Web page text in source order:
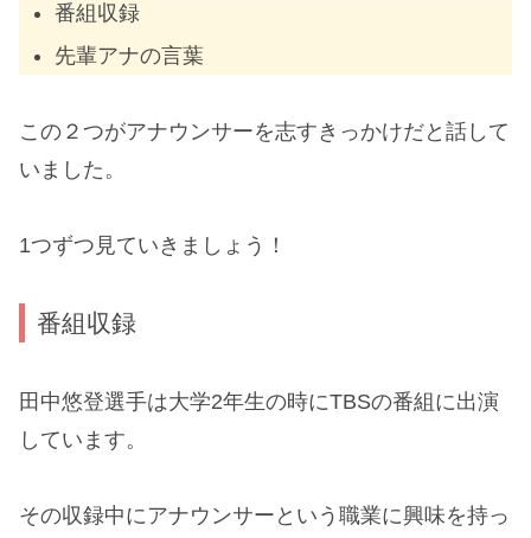
番組収録
先輩アナの言葉
この２つがアナウンサーを志すきっかけだと話して
いました。
1つずつ見ていきましょう！
番組収録
田中悠登選手は大学2年生の時にTBSの番組に出演
しています。
その収録中にアナウンサーという職業に興味を持っ